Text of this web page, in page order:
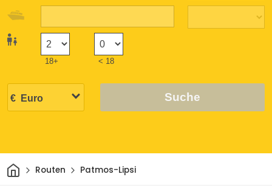
18+ < 18
Suche
HeimRouten Patmos-Lipsi